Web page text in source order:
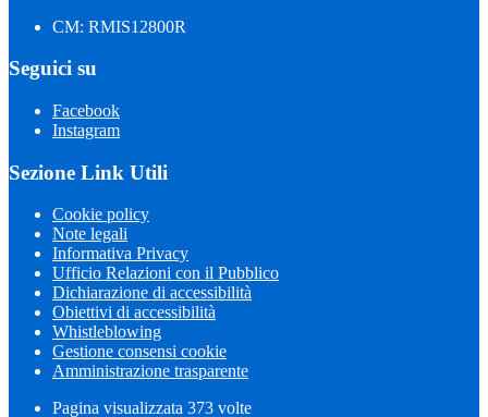
CM: RMIS12800R
Seguici su
Facebook
Instagram
Sezione Link Utili
Cookie policy
Note legali
Informativa Privacy
Ufficio Relazioni con il Pubblico
Dichiarazione di accessibilità
Obiettivi di accessibilità
Whistleblowing
Gestione consensi cookie
Amministrazione trasparente
Pagina visualizzata 373 volte